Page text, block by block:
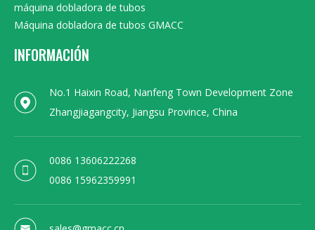
máquina dobladora de tubos
Máquina dobladora de tubos GMACC
INFORMACIÓN
No.1 Haixin Road, Nanfeng Town Development Zone
Zhangjiagangcity, Jiangsu Province, China
0086 13606222268
0086 15962359991